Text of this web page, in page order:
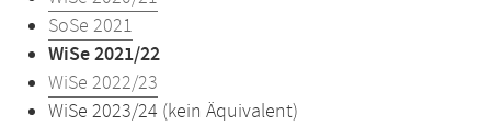
SoSe 2021
WiSe 2021/22
WiSe 2022/23
WiSe 2023/24 (kein Äquivalent)